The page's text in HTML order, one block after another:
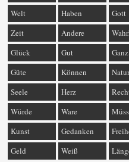
Welt
Haben Gott
Zeit
Andere
Glück
Gut Ganz
Güte
Können
Seele
Herz
Würde
Ware
Kunst
Gedanken
Geld
Weiß